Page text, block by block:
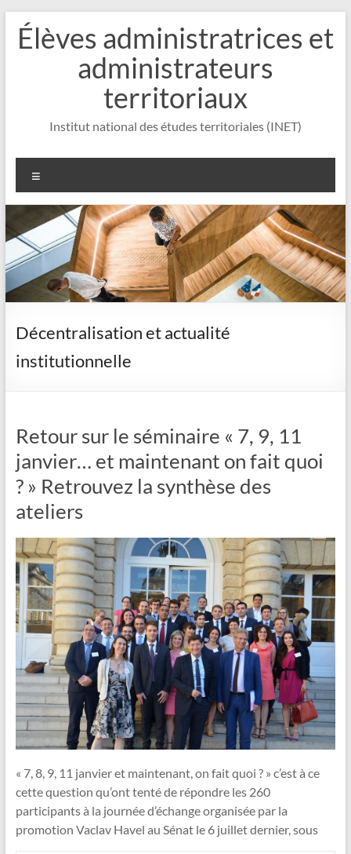
Aller
contenu
Élèves administratrices et
administrateurs
territoriaux
Institut national des études territoriales (INET)
Décentralisation et actualité
institutionnelle
Retour sur le séminaire « 7, 9, 11
janvier… et maintenant on fait quoi
? » Retrouvez la synthèse des
ateliers
« 7, 8, 9, 11 janvier et maintenant, on fait quoi ? » c’est à ce
cette question qu’ont tenté de répondre les 260
participants à la journée d’échange organisée par la
promotion Vaclav Havel au Sénat le 6 juillet dernier, sous